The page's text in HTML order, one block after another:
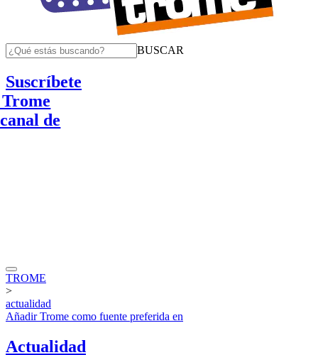
BUSCAR
Suscríbete
TROME
>
actualidad
AñadirTrome como fuente preferida en
Actualidad